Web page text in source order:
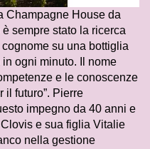
Champagne House da
sempre stato la ricerca
su una bottiglia
ogni minuto. Il nome
e le conoscenze
il futuro”. Pierre
impegno da 40 anni e
e sua figlia Vitalie
nella gestione